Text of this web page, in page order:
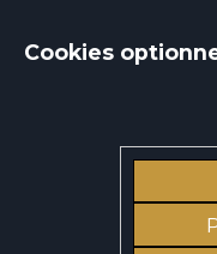
Cookies